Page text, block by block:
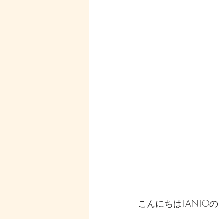
こんにちはTANTOの